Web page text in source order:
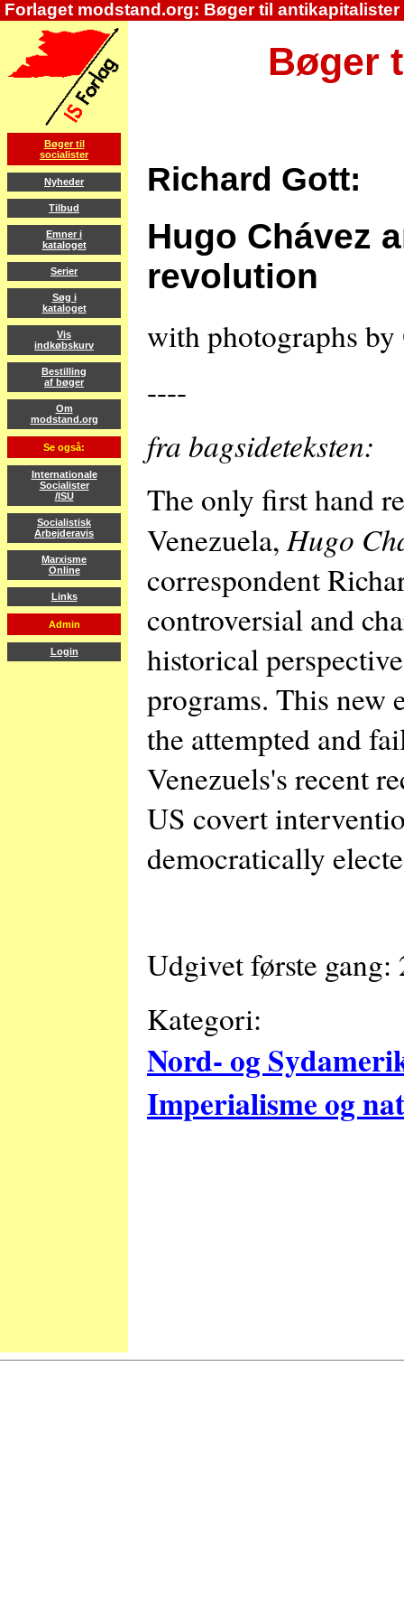
Forlaget modstand.org: Bøger til antikapitalister
Bøger til
socialister
Nyheder
Tilbud
Emner i
kataloget
Serier
Søg i
kataloget
Vis
indkøbskurv
Bestilling
af bøger
Om
modstand.org
Se også:
Internationale
Socialister
/ISU
Socialistisk
Arbejderavis
Marxisme
Online
Links
Admin
Login
Bøger
Richard Gott:
Hugo Chávez
revolution
with photographs by
----
fra bagsideteksten:
The only first hand
Venezuela,Hugo
correspondent
controversial and
historical
programs. This new
the attempted and
Venezuels's recent
US covert
democratically
Udgivet første gang:
Kategori:
Nord- og
Imperialisme og